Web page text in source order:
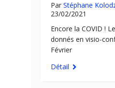
Par Stéphane
23/02/2021
Encore la COVID !
donnés en visio-
Février
Détail